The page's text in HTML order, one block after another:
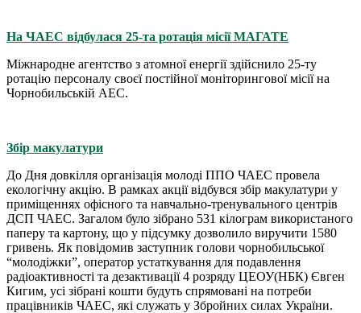
На ЧАЕС відбулася 25-та ротація місії МАГАТЕ
Міжнародне агентство з атомної енергії здійснило 25-ту
ротацію персоналу своєї постійної моніторингової місії на
Чорнобильській АЕС.
Збір макулатури
До Дня довкілля організація молоді ППО ЧАЕС провела
екологічну акцію. В рамках акції відбувся збір макулатури у
приміщеннях офісного та навчально-тренувального центрів
ДСП ЧАЕС. Загалом було зібрано 531 кілограм використаного
паперу та картону, що у підсумку дозволило виручити 1580
гривень. Як повідомив заступник голови чорнобильської
“молодіжки”, oператор устаткування для подавлення
радіоактивності та дезактивації 4 розряду ЦЕОУ(НБК) Євген
Кигим, усі зібрані кошти будуть спрямовані на потреби
працівників ЧАЕС, які служать у Збройних силах України.